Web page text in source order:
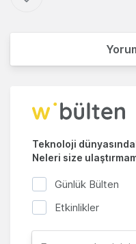
Teknoloji
Neleri size
Günlük Bülten
Etkinlikler